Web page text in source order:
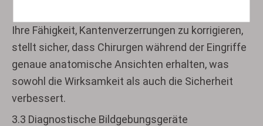
Ihre Fähigkeit, Kantenverzerrungen zu korrigieren,
stellt sicher, dass Chirurgen während der Eingriffe
genaue anatomische Ansichten erhalten, was
sowohl die Wirksamkeit als auch die Sicherheit
verbessert.
3.3 Diagnostische Bildgebungsgeräte